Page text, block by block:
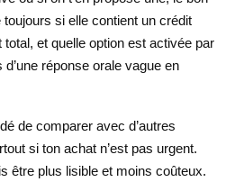
si elle contient un crédit
et quelle option est activée par
réponse orale vague en
de comparer avec d’autres
si ton achat n’est pas urgent.
être plus lisible et moins coûteux.